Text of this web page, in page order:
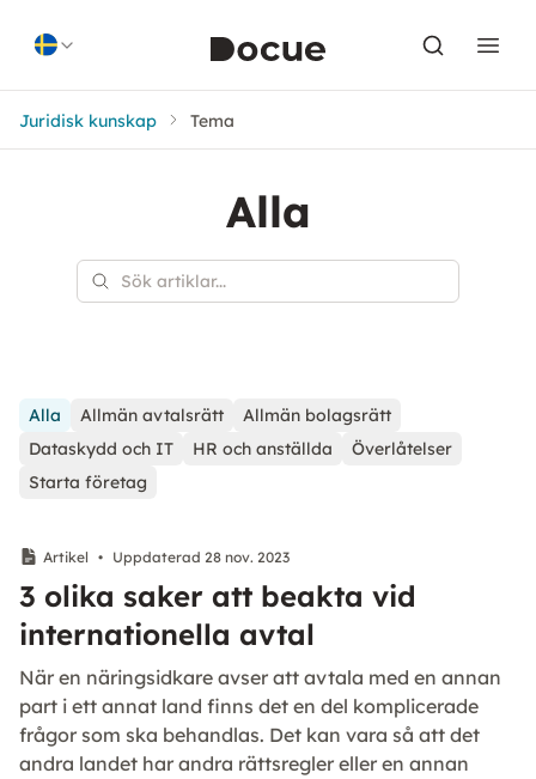
Juridisk kunskap Tema
Alla
Alla Allmän avtalsrätt
Allmän bolagsrätt
Dataskydd och IT
HR och anställda
Överlåtelser
Starta företag
Artikel • Uppdaterad 28 nov. 2023
3 olika saker att beakta vid
internationella avtal
När en näringsidkare avser att avtala med en annan
part i ett annat land finns det en del komplicerade
frågor som ska behandlas. Det kan vara så att det
andra landet har andra rättsregler eller en annan